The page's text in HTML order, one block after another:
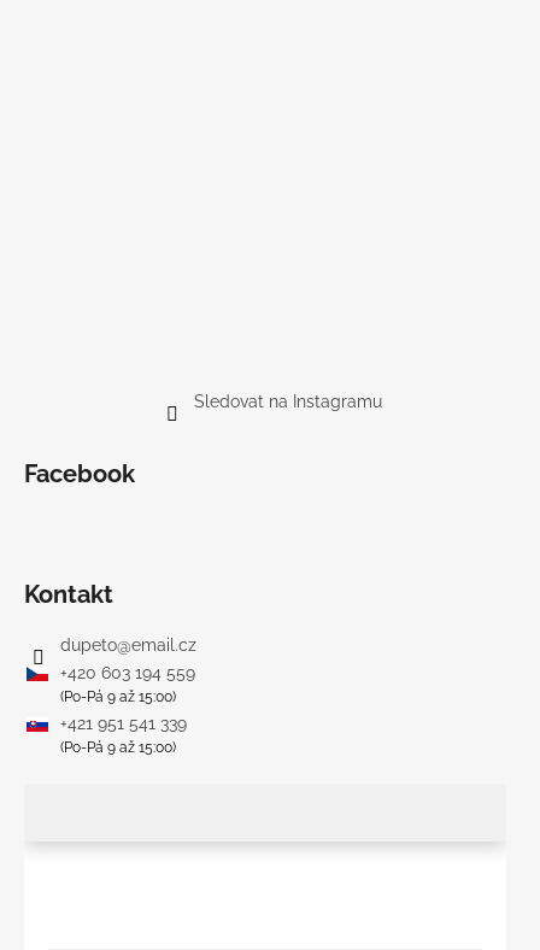
Sledovat na Instagramu
Facebook
Kontakt
dupeto@email.cz
+420 603 194 559
(Po-Pá 9 až 15:00)
+421 951 541 339
(Po-Pá 9 až 15:00)